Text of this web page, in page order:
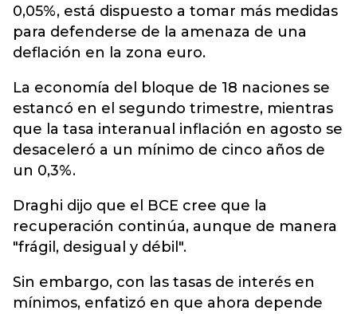
0,05%, está dispuesto a tomar más medidas
para defenderse de la amenaza de una
deflación en la zona euro.
La economía del bloque de 18 naciones se
estancó en el segundo trimestre, mientras
que la tasa interanual inflación en agosto se
desaceleró a un mínimo de cinco años de
un 0,3%.
Draghi dijo que el BCE cree que la
recuperación continúa, aunque de manera
"frágil, desigual y débil".
Sin embargo, con las tasas de interés en
mínimos, enfatizó en que ahora depende